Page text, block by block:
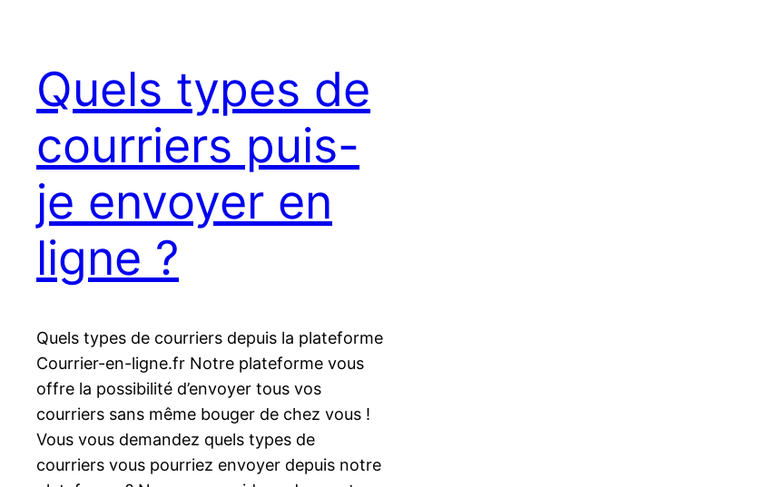
Quels types de
courriers puis-
je envoyer en
ligne ?
Quels types de courriers depuis la plateforme
Courrier-en-ligne.fr Notre plateforme vous
offre la possibilité d’envoyer tous vos
courriers sans même bouger de chez vous !
Vous vous demandez quels types de
courriers vous pourriez envoyer depuis notre